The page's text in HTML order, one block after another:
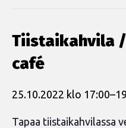
Tiistaikahvila
café
25.10.2022 klo 17:00–
Tapaa tiistaikahvilassa